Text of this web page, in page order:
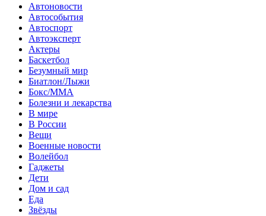
Автоновости
Автособытия
Автоспорт
Автоэксперт
Актеры
Баскетбол
Безумный мир
Биатлон/Лыжи
Бокс/MMA
Болезни и лекарства
В мире
В России
Вещи
Военные новости
Волейбол
Гаджеты
Дети
Дом и сад
Еда
Звёзды